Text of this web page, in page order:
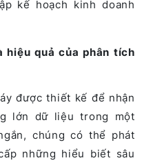
kế hoạch kinh doanh
hiệu quả của phân tích
được thiết kế để nhận
lớn dữ liệu trong một
chúng có thể phát
những hiểu biết sâu